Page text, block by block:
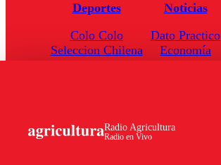
Radio Agricultura
Radio en Vivo
Deportes
Colo Colo
Seleccion Chilena
Noticias
Dato Practico
Economía